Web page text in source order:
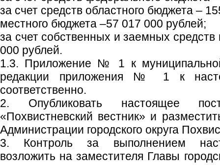
за счет средств областного бюджета –
местного бюджета –57 017 000 рублей;
за счет собственных и заемных
000 рублей.
1.3. Приложение № 1 к
редакции приложения № 1 к
соответственно.
2. Опубликовать настоящее
«Похвистневский вестник» и
Администрации городского округа
3. Контроль за выполнением
возложить на заместителя Главы